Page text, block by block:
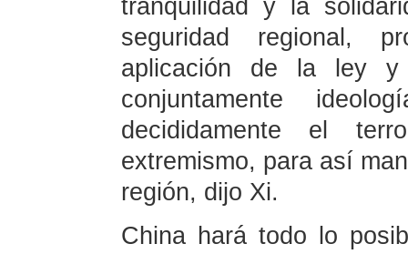
tranquilidad y la
seguridad regional,
aplicación de la ley y
conjuntamente
decididamente el
extremismo, para así
región, dijo Xi.
China hará todo lo